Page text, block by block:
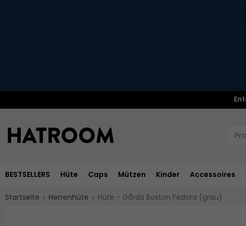
BESTSELLERS Hüte Caps Mützen Kinder Accessoires
Startseite Herrenhüte Hüte - Gårda Boston Fedora (grau)